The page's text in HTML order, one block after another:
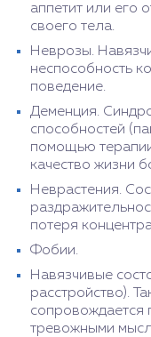
аппетит или его
своего тела.
Неврозы.
неспособность
поведение.
Деменция.
способностей
помощью
качество жизни
Неврастения.
потеря
Фобии.
Навязчивые
расстройство).
сопровождается
тревожными